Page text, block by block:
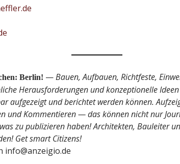
Berlin! —Bauen, Aufbauen, Richtfeste,
Herausforderungen und konzeptionelle
aufgezeigt und berichtet werden können.
und Kommentieren — das können nicht nur
zu publizieren haben! Architekten, Bauleiter
Get smart Citizens!
info@anzeigio.de